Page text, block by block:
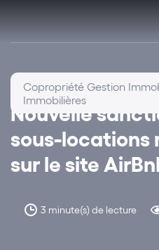
Nouvelle
sous-locations
sur le site
3 minute(s) de lecture
Copropriété Gestion
Immobilières